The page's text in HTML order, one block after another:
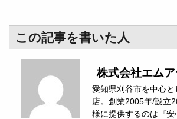
この記事を書いた人
株式会社エム
愛知県刈谷市を中心
店。創業2005年/設立
様に提供するのは『